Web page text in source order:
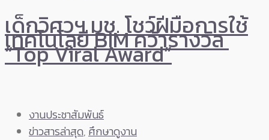
เด็กวิศวฯ มช. โชว์ฝีมือการใช้
เทคโนโลยี BIM คว้ารางวัล
“Top Viral Award”
งานประชาสัมพันธ์
ข่าวสารล่าสุด, ศึกษาดูงาน